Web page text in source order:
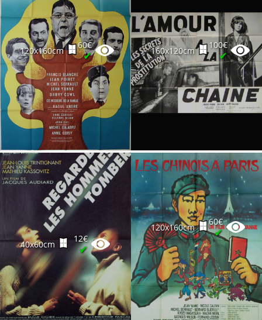
120x160cm
60€
✔ 160x120cm
100€
✔
40x60cm
12€
✔
120x160cm
60€
✔